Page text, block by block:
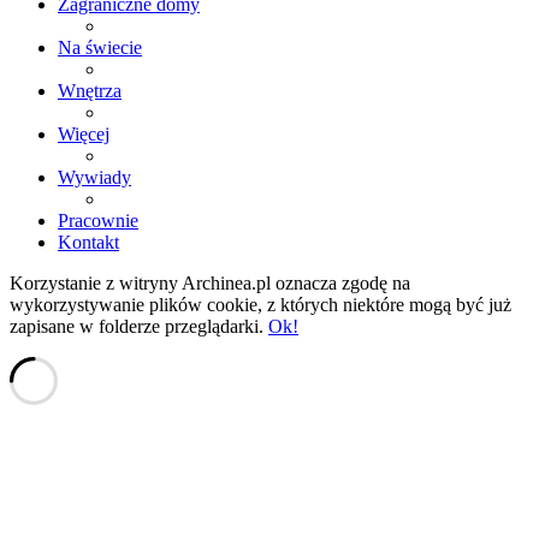
Zagraniczne domy
Na świecie
Wnętrza
Więcej
Wywiady
Pracownie
Kontakt
Korzystanie z witryny Archinea.pl oznacza zgodę na
wykorzystywanie plików cookie, z których niektóre mogą być już
zapisane w folderze przeglądarki. Ok!